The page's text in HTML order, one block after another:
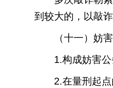
到较大的，以敲
（十一）妨
1.构成妨害
2.在量刑起